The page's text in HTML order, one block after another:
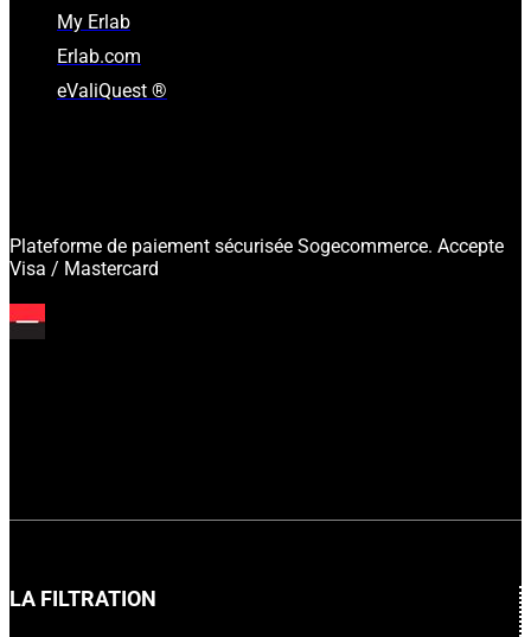
My Erlab
Erlab.com
eValiQuest ®
Plateforme de paiement sécurisée Sogecommerce. Accepte
Visa / Mastercard
LA FILTRATION